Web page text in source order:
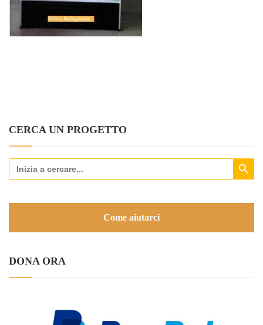
CERCA UN PROGETTO
Search
for:
Search Button
Come aiutarci
DONA ORA